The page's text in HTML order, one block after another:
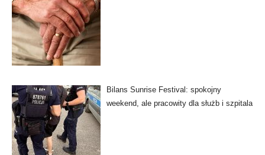
Bilans Sunrise Festival: spokojny
weekend, ale pracowity dla służb i szpitala